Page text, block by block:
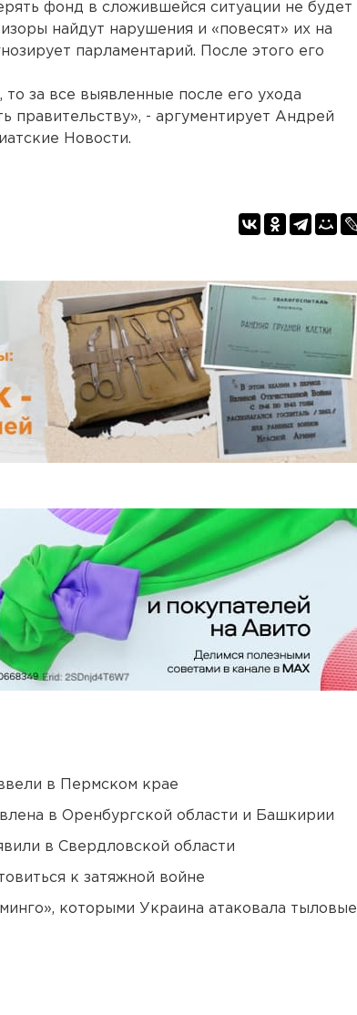
фонд в сложившейся ситуации не будет
найдут нарушения и «повесят» их на
парламентарий. После этого его
то за все выявленные после его ухода
правительству», - аргументирует Андрей
Новости.
в Пермском крае
в Оренбургской области и Башкирии
в Свердловской области
к затяжной войне
которыми Украина атаковала тыловые